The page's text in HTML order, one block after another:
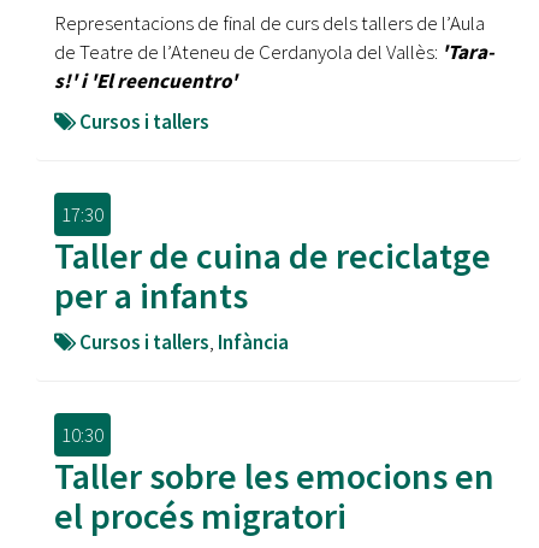
Representacions de final de curs dels tallers de l’Aula
de Teatre de l’Ateneu de Cerdanyola del Vallès: 'Tara-
s!' i 'El reencuentro'
Cursos i tallers
17:30
Taller de cuina de reciclatge
per a infants
Cursos i tallers, Infància
10:30
Taller sobre les emocions en
el procés migratori